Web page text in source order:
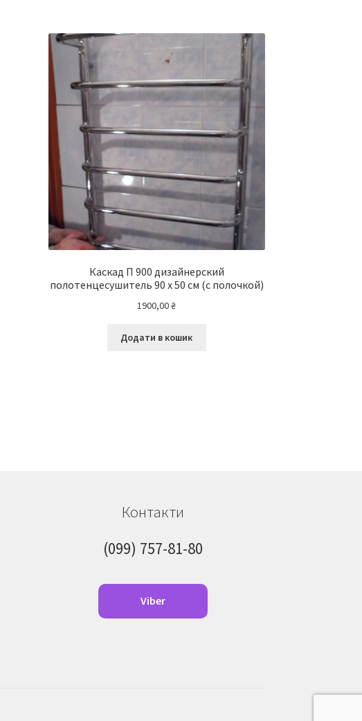
Каскад П 900 дизайнерский
полотенцесушитель 90 х 50 см (с полочкой)
1900,00₴
Додати в кошик
Контакти
(099) 757-81-80
Viber